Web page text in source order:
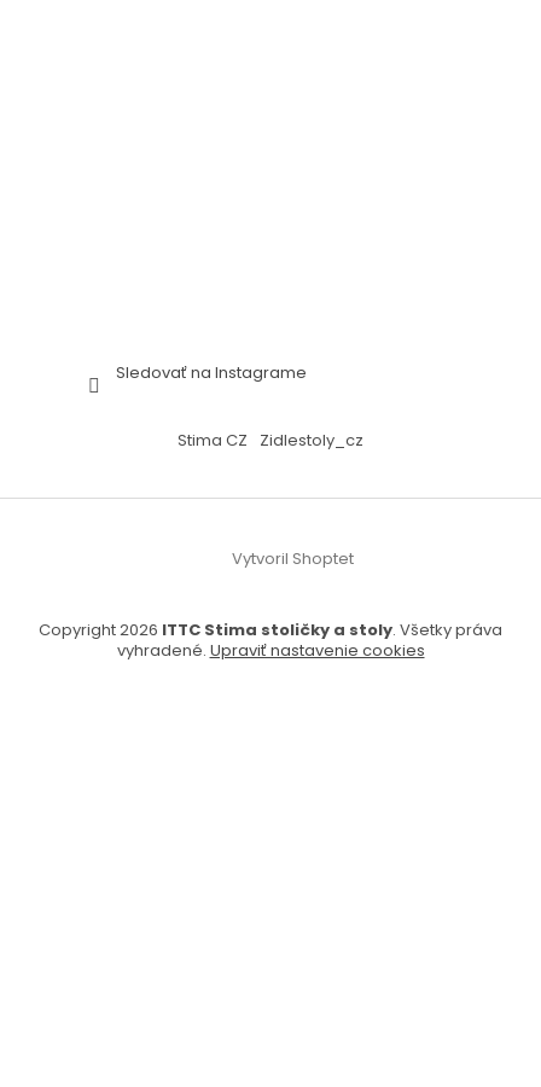
Sledovať na Instagrame
Stima CZ Zidlestoly_cz
Vytvoril Shoptet
Copyright 2026 ITTC Stima stoličky a stoly. Všetky práva
vyhradené. Upraviť nastavenie cookies